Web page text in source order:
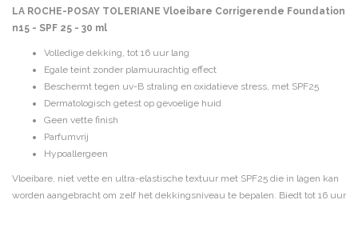
LA ROCHE-POSAY TOLERIANE Vloeibare Corrigerende Foundation
n15 - SPF 25 - 30 ml
Volledige dekking, tot 16 uur lang
Egale teint zonder plamuurachtig effect
Beschermt tegen uv-B straling en oxidatieve stress, met SPF25
Dermatologisch getest op gevoelige huid
Geen vette finish
Parfumvrij
Hypoallergeen
Vloeibare, niet vette en ultra-elastische textuur met SPF25 die in lagen kan
worden aangebracht om zelf het dekkingsniveau te bepalen. Biedt tot 16 uur